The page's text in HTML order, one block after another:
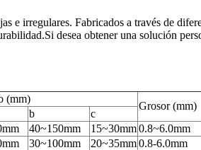
e irregulares. Fabricados a través de
desea obtener una solución
(mm)
Grosor (mm)
b
c
40~150mm 15~30mm0.8~6.0mm
30~100mm 20~35mm0.8-6.0mm